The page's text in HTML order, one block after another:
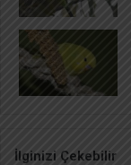
İlginizi Çekebilir